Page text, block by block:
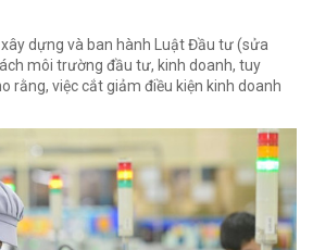
dựng và ban hành Luật Đầu tư (sửa
môi trường đầu tư, kinh doanh, tuy
rằng, việc cắt giảm điều kiện kinh doanh